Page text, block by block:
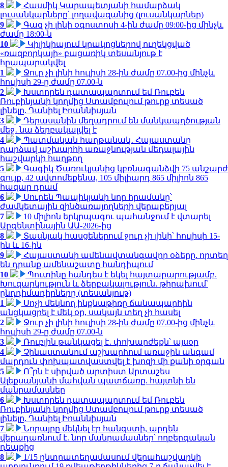
8
Հասմիկ Կարապետյանի համարձակ
լուսանկարները՝ լողավազանից (լուսանկարներ)
9
Գազ չի լինի օգոստոսի 4-ին ժամը 09:00-ից մինչև
ժամը 18:00-ն
10
Կիլիկիայում կրակոցներով ուղեկցված
«ռազբորկայի» բացառիկ տեսանյութ է
հրապարակվել
1
Ջուր չի լինի հուլիսի 28-ին ժամը 07.00-ից մինչև
հուլիսի 29-ը ժամը 07.00-ն
2
Խստորեն դատապարտում եմ Ռուբեն
Ռուբինյանի կողմից Ստամբուլում թուրք տեսած
լինելը. Դանիել Իոաննիսյան
3
Դերասանին մեղադրում են մանկապղծության
մեջ․ նա ձերբակալվել է
4
Պատմական հաղթանակ․ Հայաստանը
դարձավ աշխարհի առաջնության մեդալային
հաշվարկի հաղթող
5
Գագիկ Ծառուկյանից կբռնագանձվի 75 անշարժ
գույք, 42 ավտոմեքենա, 105 միլիարդ 865 միլիոն 865
հազար դրամ
6
Սուրեն Պապիկյանի նոր հրամանը՝
ժամկետային զինծառայողների վերաբերյալ
7
10 միլիոն երկրպագու պահանջում է վտարել
Արգենտինային ԱԱ-2026-ից
8
Տասնյակ հասցեներում ջուր չի լինի՝ հուլիսի 15-
ին և 16-ին
9
Հայաստանի ամենավտանգավոր օձերը. որտեղ
են դրանք ամենաշատը հանդիպում
10
Պուտինը հանդես է եկել հայտարարությամբ.
Խուզարկություն և ձերբակալություն․ թիրախում՝
ընդդիմադիրները (տեսանյութ)
1
Սոչի մեկնող ինքնաթիռը ճանապարհին
անցկացրել է մեկ օր, սակայն տեղ չի հասել
2
Ջուր չի լինի հուլիսի 28-ին ժամը 07.00-ից մինչև
հուլիսի 29-ը ժամը 07.00-ն
3
Ռուբլին թանկացել է․ փոխարժեքն՝ այսօր
4
Չինաստանում աշխարհում առաջին անգամ
մարդուն փոխպատվաստվել է խոզի մի քանի օրգան
5
Ո՞րն է սիրված արտիստ Արտաշես
Ալեքսանյանի մահվան պատճառը. հայտնի են
մանրամասներ
6
Խստորեն դատապարտում եմ Ռուբեն
Ռուբինյանի կողմից Ստամբուլում թուրք տեսած
լինելը. Դանիել Իոաննիսյան
7
Նորայրը մեկնել էր հանգստի, արդեն
վերադառնում է. նոր մանրամասներ՝ ողբերգական
դեպքից
8
1/15 ընտրատեղամասում վերահաշվարկի